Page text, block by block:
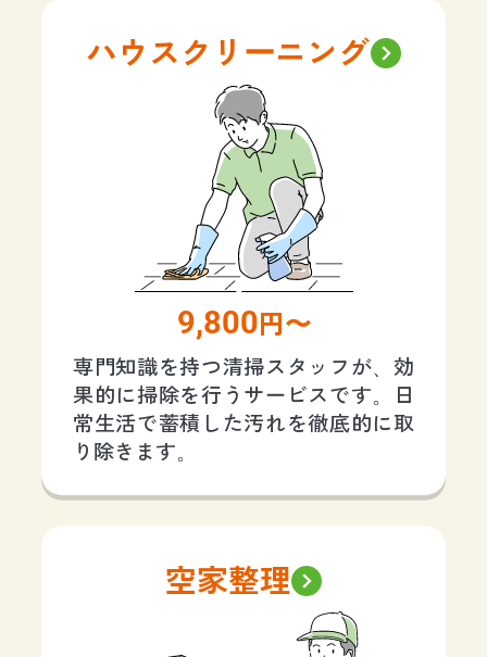
ハウスクリーニング
9,800 円〜
専門知識を持つ清掃スタッフが、効
果的に掃除を行うサービスです。日
常生活で蓄積した汚れを徹底的に取
り除きます。
空家整理